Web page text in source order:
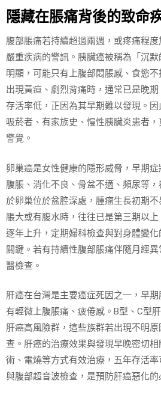
隱藏在脹痛背後的致命
腹部脹痛若持續超過兩週，或疼痛程
嚴重疾病的警訊。胰臟癌被稱為「沉
明顯，可能只有上腹部悶脹感、食慾
出現黃疸、劇烈背痛時，通常已是晚
存活率低，正因為其早期難以發現。
吸菸者、有家族史、慢性胰臟炎患者
警覺。
卵巢癌是女性健康的隱形威脅，早期
腹脹、消化不良、骨盆不適、頻尿等
於卵巢位於盆腔深處，腫瘤生長初期
脹大或有腹水時，往往已是第三期以
逐年上升，定期婦科檢查與對身體變
關鍵。若有持續性腹部脹痛伴隨月經
醫檢查。
肝癌在台灣是主要癌症死因之一，早
有輕微上腹脹痛、疲倦感。B型、C型
肝癌高風險群，這些族群若出現不明
查。肝癌的治療效果與發現早晚密切
術、電燒等方式有效治療，五年存活
與腹部超音波檢查，是預防肝癌惡化的